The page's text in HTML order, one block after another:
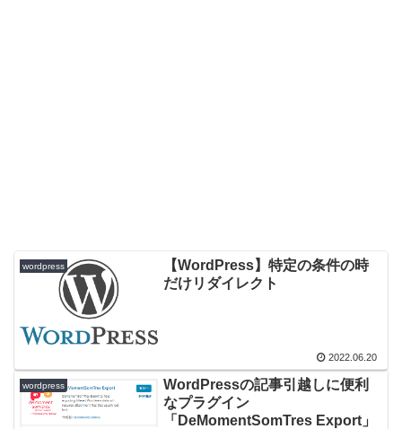
wordpress
【WordPress】特定の条件の時
だけリダイレクト
2022.06.20
wordpress
WordPressの記事引越しに便利
なプラグイン
「DeMomentSomTres Export」